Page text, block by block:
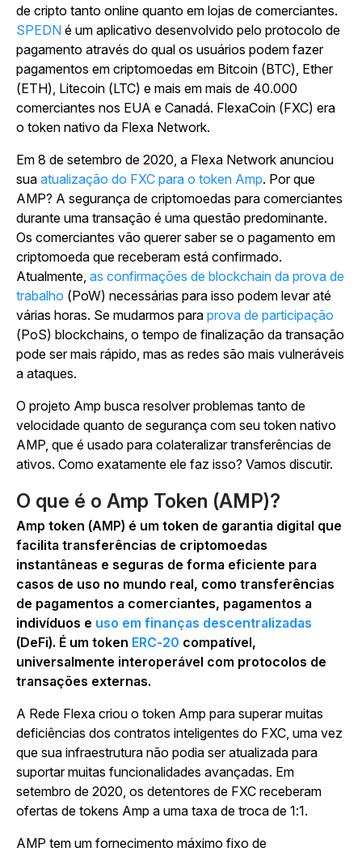
de cripto tanto online quanto em lojas de comerciantes.
SPEDN é um aplicativo desenvolvido pelo protocolo de
pagamento através do qual os usuários podem fazer
pagamentos em criptomoedas em Bitcoin (BTC), Ether
(ETH), Litecoin (LTC) e mais em mais de 40.000
comerciantes nos EUA e Canadá. FlexaCoin (FXC) era
o token nativo da Flexa Network.
Em 8 de setembro de 2020, a Flexa Network anunciou
sua atualização do FXC para o token Amp. Por que
AMP? A segurança de criptomoedas para comerciantes
durante uma transação é uma questão predominante.
Os comerciantes vão querer saber se o pagamento em
criptomoeda que receberam está confirmado.
Atualmente, as confirmações de blockchain da prova de
trabalho (PoW) necessárias para isso podem levar até
várias horas. Se mudarmos para prova de participação
(PoS) blockchains, o tempo de finalização da transação
pode ser mais rápido, mas as redes são mais vulneráveis
a ataques.
O projeto Amp busca resolver problemas tanto de
velocidade quanto de segurança com seu token nativo
AMP, que é usado para colateralizar transferências de
ativos. Como exatamente ele faz isso? Vamos discutir.
O que é o Amp Token (AMP)?
Amp token (AMP) é um token de garantia digital que
facilita transferências de criptomoedas
instantâneas e seguras de forma eficiente para
casos de uso no mundo real, como transferências
de pagamentos a comerciantes, pagamentos a
indivíduos e uso em finanças descentralizadas
(DeFi). É um token ERC-20 compatível,
universalmente interoperável com protocolos de
transações externas.
A Rede Flexa criou o token Amp para superar muitas
deficiências dos contratos inteligentes do FXC, uma vez
que sua infraestrutura não podia ser atualizada para
suportar muitas funcionalidades avançadas. Em
setembro de 2020, os detentores de FXC receberam
ofertas de tokens Amp a uma taxa de troca de 1:1.
AMP tem um fornecimento máximo fixo de